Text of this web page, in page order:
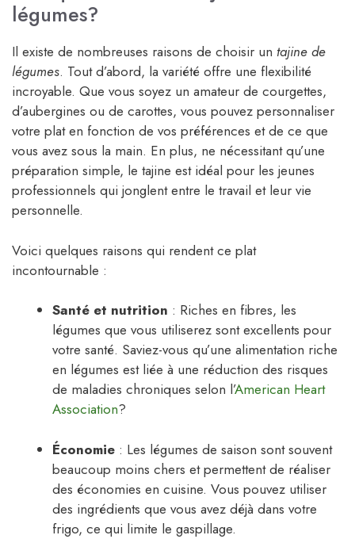
légumes?
Il existe de nombreuses raisons de choisir un tajine de
légumes. Tout d’abord, la variété offre une flexibilité
incroyable. Que vous soyez un amateur de courgettes,
d’aubergines ou de carottes, vous pouvez personnaliser
votre plat en fonction de vos préférences et de ce que
vous avez sous la main. En plus, ne nécessitant qu’une
préparation simple, le tajine est idéal pour les jeunes
professionnels qui jonglent entre le travail et leur vie
personnelle.
Voici quelques raisons qui rendent ce plat
incontournable :
Santé et nutrition : Riches en fibres, les
légumes que vous utiliserez sont excellents pour
votre santé. Saviez-vous qu’une alimentation riche
en légumes est liée à une réduction des risques
de maladies chroniques selon l’American Heart
Association?
Économie : Les légumes de saison sont souvent
beaucoup moins chers et permettent de réaliser
des économies en cuisine. Vous pouvez utiliser
des ingrédients que vous avez déjà dans votre
frigo, ce qui limite le gaspillage.